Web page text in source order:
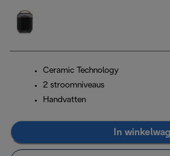
Ceramic Technology
2 stroomniveaus
Handvatten
In